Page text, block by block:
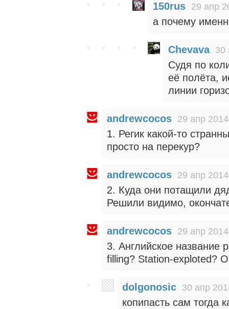
150rus 29 апр
а почему
Chevava 30
Судя по
её полёта,
линии
andrewcocos 29 апр
1. Регик какой-то
просто на перекур?
andrewcocos 29 апр
2. Куда они потащили
Решили видимо,
andrewcocos 29 апр
3. Английское название
filling? Station-exploted?
dolgonosic 30 апр
копипасть сам тогда